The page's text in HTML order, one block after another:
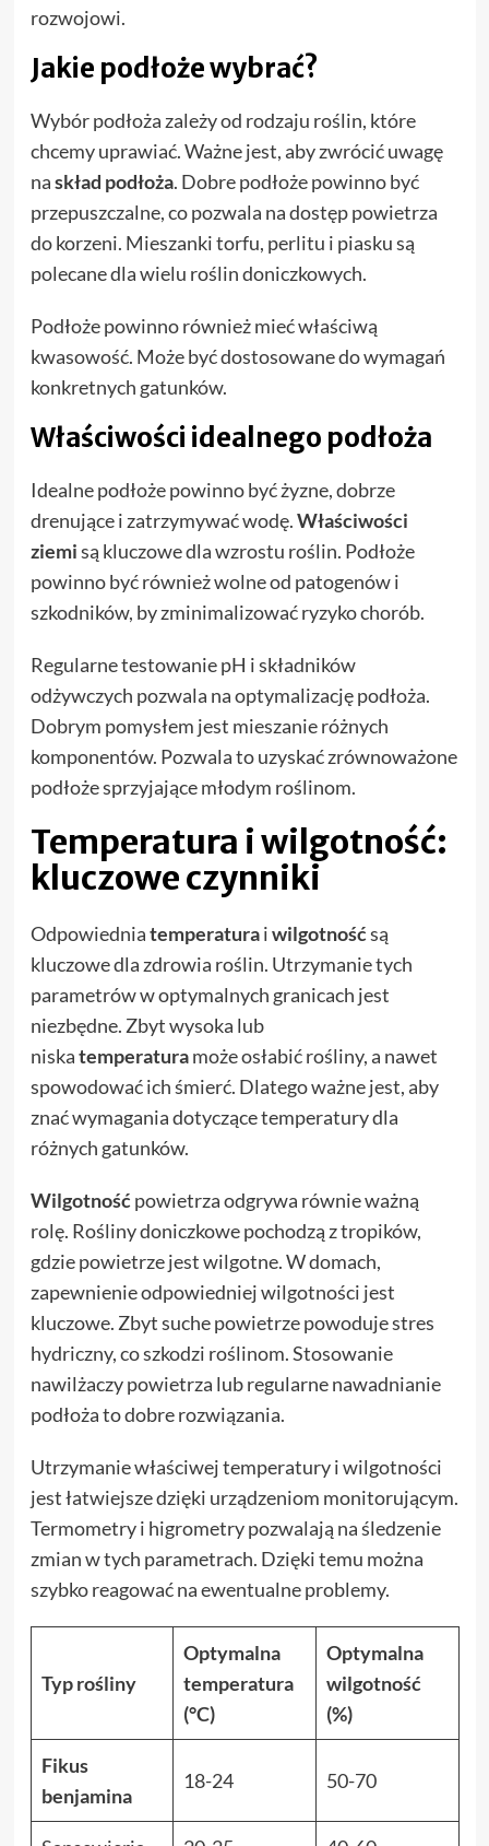
rozwojowi.
Jakie podłoże wybrać?
Wybór podłoża zależy od rodzaju roślin, które
chcemy uprawiać. Ważne jest, aby zwrócić uwagę
naskład podłoża. Dobre podłoże powinno być
przepuszczalne, co pozwala na dostęp powietrza
do korzeni. Mieszanki torfu, perlitu i piasku są
polecane dla wielu roślin doniczkowych.
Podłoże powinno również mieć właściwą
kwasowość. Może być dostosowane do wymagań
konkretnych gatunków.
Właściwości idealnego podłoża
Idealne podłoże powinno być żyzne, dobrze
drenujące i zatrzymywać wodę.Właściwości
ziemisą kluczowe dla wzrostu roślin. Podłoże
powinno być również wolne od patogenów i
szkodników, by zminimalizować ryzyko chorób.
Regularne testowanie pH i składników
odżywczych pozwala na optymalizację podłoża.
Dobrym pomysłem jest mieszanie różnych
komponentów. Pozwala to uzyskać zrównoważone
podłoże sprzyjające młodym roślinom.
Temperatura i wilgotność:
kluczowe czynniki
Odpowiedniatemperaturaiwilgotnośćsą
kluczowe dla zdrowia roślin. Utrzymanie tych
parametrów w optymalnych granicach jest
niezbędne. Zbyt wysoka lub
niskatemperaturamoże osłabić rośliny, a nawet
spowodować ich śmierć. Dlatego ważne jest, aby
znać wymagania dotyczące temperatury dla
różnych gatunków.
Wilgotnośćpowietrza odgrywa równie ważną
rolę. Rośliny doniczkowe pochodzą z tropików,
gdzie powietrze jest wilgotne. W domach,
zapewnienie odpowiedniej wilgotności jest
kluczowe. Zbyt suche powietrze powoduje stres
hydriczny, co szkodzi roślinom. Stosowanie
nawilżaczy powietrza lub regularne nawadnianie
podłoża to dobre rozwiązania.
Utrzymanie właściwej temperatury i wilgotności
jest łatwiejsze dzięki urządzeniom monitorującym.
Termometry i higrometry pozwalają na śledzenie
zmian w tych parametrach. Dzięki temu można
szybko reagować na ewentualne problemy.
Typ rośliny
Optymalna
temperatura
(°C)
Optymalna
wilgotność
(%)
Fikus
benjamina
18-24 50-70